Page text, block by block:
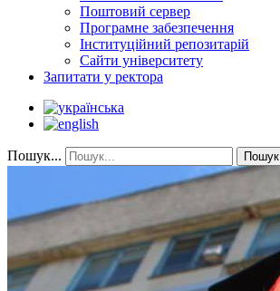
Поштовий сервер
Програмне забезпечення
Інституційний репозитарій
Сайти університету
Запитати у ректора
Пошук... Пошук